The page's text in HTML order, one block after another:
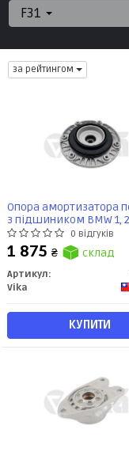
F31
за рейтингом
Опора амортизатора
з підшиником BMW 1,
21) (49921701) VIKA
0 відгуків
1 875 ₴ склад
Артикул:
Vika
КУПИТИ